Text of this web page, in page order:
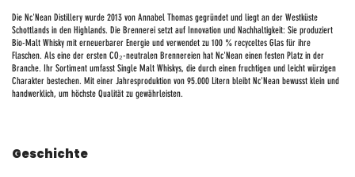
Die Nc'Nean Distillery wurde 2013 von Annabel Thomas gegründet und liegt an der Westküste
Schottlands in den Highlands. Die Brennerei setzt auf Innovation und Nachhaltigkeit: Sie produziert
Bio-Malt Whisky mit erneuerbarer Energie und verwendet zu 100 % recyceltes Glas für ihre
Flaschen. Als eine der ersten CO₂-neutralen Brennereien hat Nc'Nean einen festen Platz in der
Branche. Ihr Sortiment umfasst Single Malt Whiskys, die durch einen fruchtigen und leicht würzigen
Charakter bestechen. Mit einer Jahresproduktion von 95.000 Litern bleibt Nc'Nean bewusst klein und
handwerklich, um höchste Qualität zu gewährleisten.
Geschichte